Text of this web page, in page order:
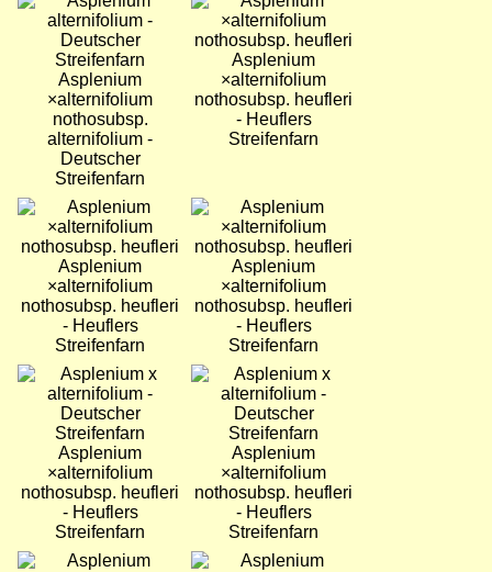
Asplenium
×alternifolium
nothosubsp.
alternifolium -
Deutscher
Streifenfarn
Asplenium
×alternifolium
nothosubsp. heufleri
- Heuflers
Streifenfarn
Bild
Asplenium
×alternifolium
nothosubsp. heufleri
- Heuflers
Streifenfarn
Bild
Asplenium
×alternifolium
nothosubsp. heufleri
- Heuflers
Streifenfarn
Bild
Asplenium
×alternifolium
nothosubsp. heufleri
- Heuflers
Streifenfarn
Bild
Asplenium
×alternifolium
nothosubsp. heufleri
- Heuflers
Streifenfarn
Bild
Bild